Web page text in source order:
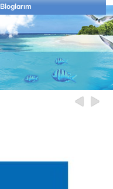
Bloglarım